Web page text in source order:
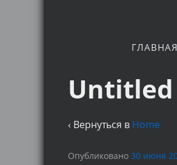
ГЛАВНАЯ
Untitled
‹ Вернуться в Home
Опубликовано 30 июня